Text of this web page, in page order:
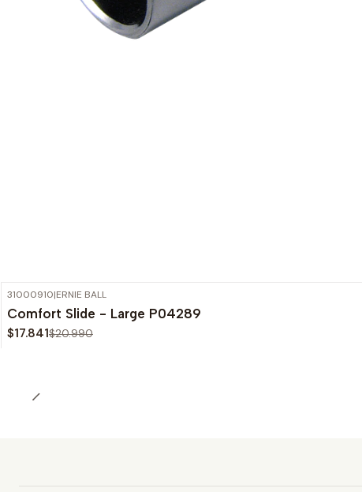
OFF
31000910|ERNIE BALL
Comfort Slide - Large P04289
$17.841$20.990